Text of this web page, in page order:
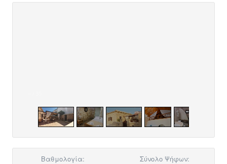
Βαθμολογία: Σύνολο Ψήφων: